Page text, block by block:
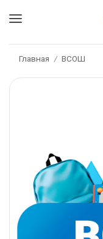
Главная / ВСОШ